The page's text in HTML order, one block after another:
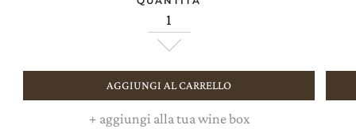
AGGIUNGI AL CARRELLO
+ aggiungi alla tua wine box